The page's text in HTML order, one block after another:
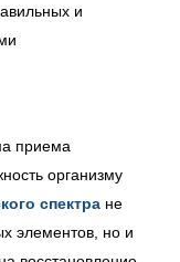
и
приема
организму
спектра не
элементов, но и